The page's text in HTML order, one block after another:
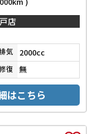
店
気 2000cc
復 無
はこちら